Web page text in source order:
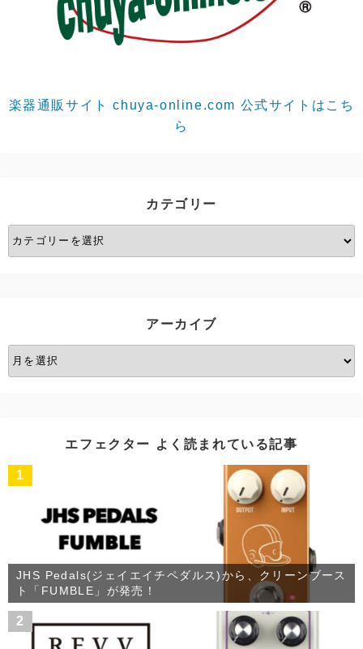
楽器通販サイト chuya-online.com 公式サイトはこち
ら
カテゴリー
カ
テ
アーカイブ
ア
ー
エフェクター よく読まれている記事
1
JHS Pedals(ジェイエイチペダルス)から、クリーンブース
ト「FUMBLE」が発売！
2